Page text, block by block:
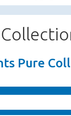
Pure